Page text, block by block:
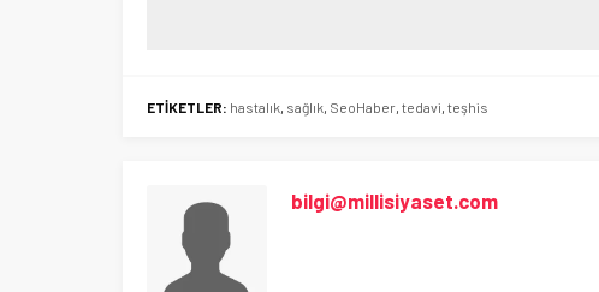
ETİKETLER: hastalık sağlık SeoHaber tedavi teşhis
bilgi@millisiyaset.com